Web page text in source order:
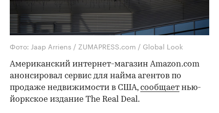
Фото: Jaap Arriens / ZUMAPRESS.com / Global Look
Американский интернет-магазин Amazon.com
анонсировал сервис для найма агентов по
продаже недвижимости в США,сообщает нью-
йоркское издание The Real Deal.